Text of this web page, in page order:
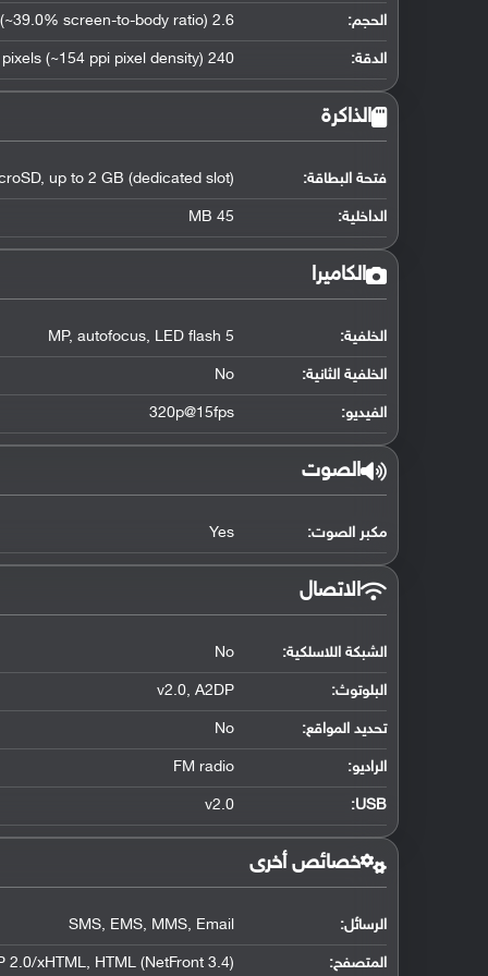
الحجم: 2.6 inches (~39.0% screen-to-body ratio)
الدقة: 240 x 320 pixels (~154 ppi pixel density)
الذاكرة
فتحة البطاقة: up to 2 GB (dedicated slot)
الداخلية: 45 MB
الكاميرا
الخلفية: 5 MP, autofocus, LED flash
الخلفية الثانية: No
الفيديو: 320p@15fps
الصوت
مكبر الصوت: Yes
الاتصال
الشبكة اللاسلكية: No
البلوتوث:
v2.0, A2DP
تحديد المواقع:
No
الراديو: FM radio
USB
:
v2.0
خصائص أخرى
الرسائل: SMS, EMS, MMS, Email
المتصفح: 2.0/xHTML, HTML (NetFront 3.4)